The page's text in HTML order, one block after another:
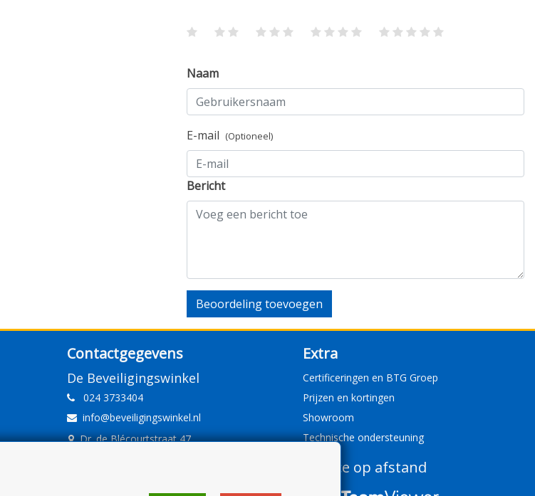
Naam
E-mail (Optioneel)
Bericht
Beoordeling toevoegen
Contactgegevens
De Beveiligingswinkel
024 3733404
info@beveiligingswinkel.nl
Dr. de Blécourtstraat 47
Extra
Certificeringen en BTG Groep
Prijzen en kortingen
Showroom
Technische ondersteuning
Service op afstand